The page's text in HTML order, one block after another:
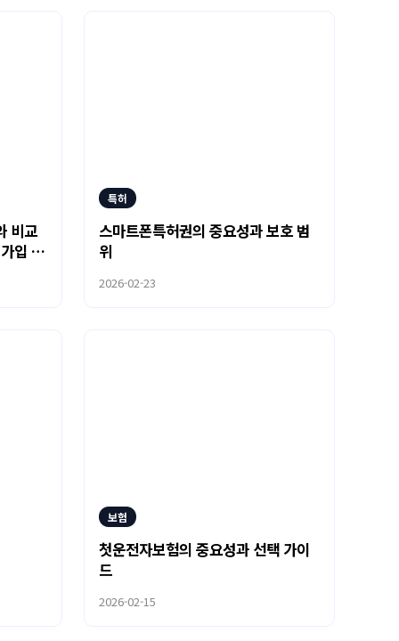
비교
입 방
특허
스마트폰특허권의 중요성과 보호 범
위
2026-02-23
보험
첫운전자보험의 중요성과 선택 가이
드
2026-02-15